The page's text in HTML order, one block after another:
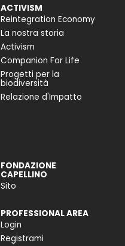
ACTIVISM
Reintegration Economy
La nostra storia
Activism
Companion For Life
Progetti per la
biodiversità
Relazione d'Impatto
FONDAZIONE
CAPELLINO
Sito
PROFESSIONAL AREA
Login
Registrami